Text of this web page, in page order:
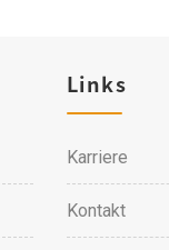
Links
Karriere
Kontakt